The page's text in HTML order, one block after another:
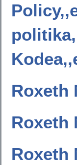
Roxeth
Roxeth
Roxeth